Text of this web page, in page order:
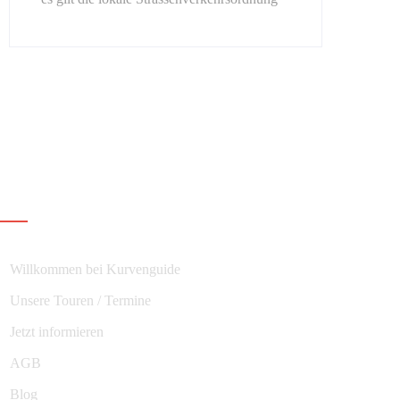
Willkommen bei Kurvenguide
Unsere Touren / Termine
Jetzt informieren
AGB
Blog